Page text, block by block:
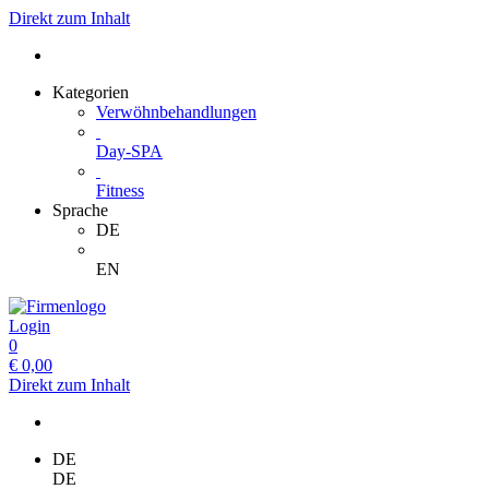
Direkt zum Inhalt
Kategorien
Verwöhnbehandlungen
Day-SPA
Fitness
Sprache
DE
EN
Login
0
€ 0,00
Direkt zum Inhalt
DE
DE